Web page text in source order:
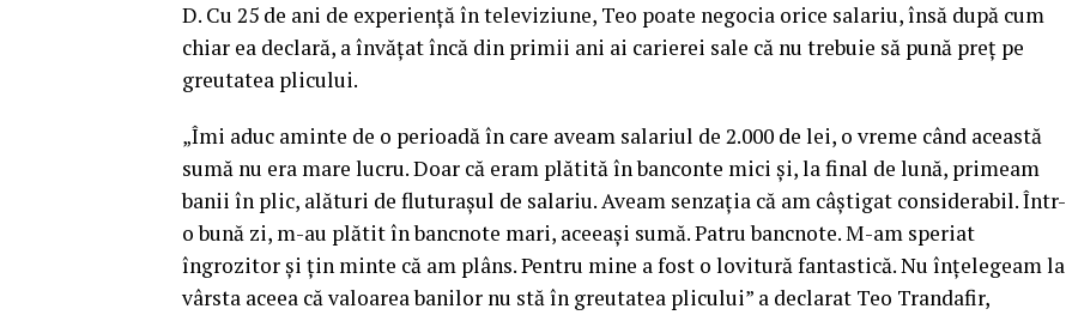
D. Cu 25 de ani de experienţă în televiziune, Teo poate negocia orice salariu, însă după cum
chiar ea declară, a învăţat încă din primii ani ai carierei sale că nu trebuie să pună preţ pe
greutatea plicului.
„Îmi aduc aminte de o perioadă în care aveam salariul de 2.000 de lei, o vreme când această
sumă nu era mare lucru. Doar că eram plătită în banconte mici şi, la final de lună, primeam
banii în plic, alături de fluturaşul de salariu.Aveam senzaţia că am câştigat considerabil. Într-
o bună zi, m-au plătit în bancnote mari, aceeaşi sumă. Patru bancnote. M-am speriat
îngrozitor şi ţin minte că am plâns. Pentru mine a fost o lovitură fantastică. Nu înţelegeam la
vârsta aceea că valoarea banilor nu stă în greutatea plicului” a declarat Teo Trandafir,